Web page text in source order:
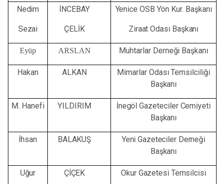
Nedim İNCEBAY Yenice OSBYön Kur. Başkanı
Sezai ÇELİK Ziraat Odası Başkanı
Eyüp ARSLAN Muhtarlar Derneği Başkanı
Hakan ALKAN Mimarlar Odası Temsilciliği
Başkanı
M. Hanefi YILDIRIM İnegöl Gazeteciler Cemiyeti
Başkanı
İhsan BALAKUŞ Yeni Gazeteciler Derneği
Başkanı
Uğur ÇİÇEK Okur Gazetesi Temsilcisi